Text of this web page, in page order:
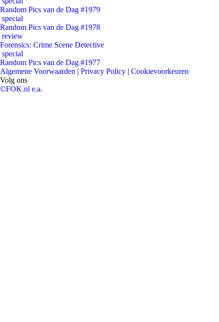
Random Pics van de Dag #1979
special
Random Pics van de Dag #1978
review
Forensics: Crime Scene Detective
special
Random Pics van de Dag #1977
Algemene Voorwaarden | Privacy Policy | Cookievoorkeuren
Volg ons
©FOK.nl e.a.